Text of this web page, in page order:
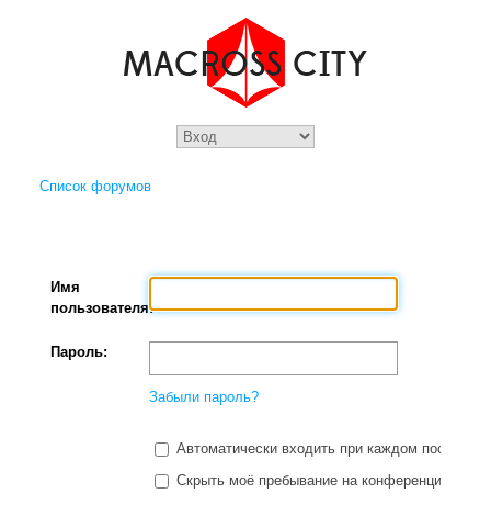
Список форумов
Имя
пользователя:
Пароль:
Забыли пароль?
Автоматически входить при каждом
Скрыть моё пребывание на конференции в